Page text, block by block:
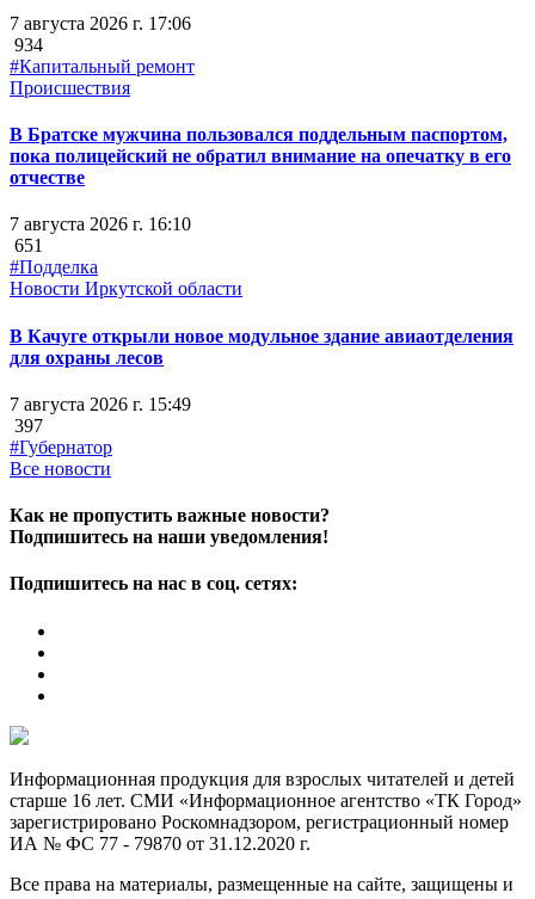
7 августа 2026 г. 17:06
934
#Капитальный ремонт
Происшествия
В Братске мужчина пользовался поддельным паспортом,
пока полицейский не обратил внимание на опечатку в его
отчестве
7 августа 2026 г. 16:10
651
#Подделка
Новости Иркутской области
В Качуге открыли новое модульное здание авиаотделения
для охраны лесов
7 августа 2026 г. 15:49
397
#Губернатор
Все новости
Как не пропустить важные новости?
Подпишитесь на наши уведомления!
Подпишитесь на нас в соц. сетях:
Информационная продукция для взрослых читателей и детей
старше 16 лет. СМИ «Информационное агентство «ТК Город»
зарегистрировано Роскомнадзором, регистрационный номер
ИА № ФС 77 - 79870 от 31.12.2020 г.
Все права на материалы, размещенные на сайте, защищены и